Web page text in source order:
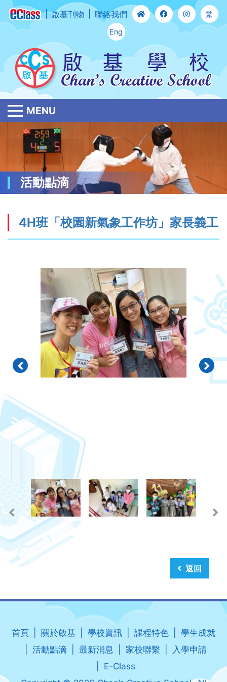
啟基刊物 聯絡我們 繁
Eng
MENU
活動點滴
4H班「校園新氣象工作坊」家長義工
返回
首頁 關於啟基 學校資訊 課程特色
學生成就
活動點滴
最新消息 家校聯繫
入學申請
E-Class